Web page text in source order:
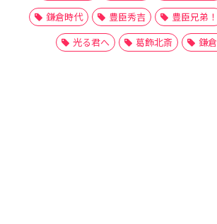
鎌倉時代
豊臣秀吉 豊臣兄弟！
光る君へ
葛飾北斎 鎌